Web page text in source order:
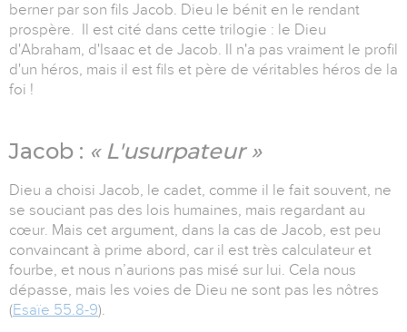
berner par son fils Jacob. Dieu le bénit en le rendant
prospère. Il est cité dans cette trilogie : le Dieu
d'Abraham, d'Isaac et de Jacob. Il n'a pas vraiment le profil
d'un héros, mais il est fils et père de véritables héros de la
foi !
Jacob : « L'usurpateur »
Dieu a choisi Jacob, le cadet, comme il le fait souvent, ne
se souciant pas des lois humaines, mais regardant au
cœur. Mais cet argument, dans la cas de Jacob, est peu
convaincant à prime abord, car il est très calculateur et
fourbe, et nous n’aurions pas misé sur lui. Cela nous
dépasse, mais les voies de Dieu ne sont pas les nôtres
(Esaïe 55.8-9).